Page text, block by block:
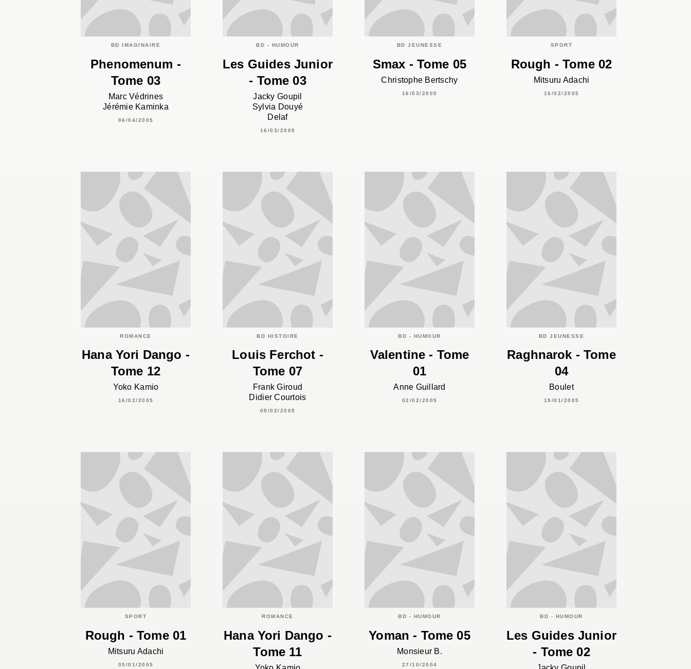
BD IMAGINAIRE
Phenomenum -
Tome 03
Marc Védrines
Jérémie Kaminka
06/04/2005
BD - HUMOUR
Les Guides Junior
- Tome 03
Jacky Goupil
Sylvia Douyé
Delaf
16/03/2005
BD JEUNESSE
Smax - Tome 05
Christophe Bertschy
16/03/2005
SPORT
Rough - Tome 02
Mitsuru Adachi
16/02/2005
ROMANCE
Hana Yori Dango -
Tome 12
Yoko Kamio
16/02/2005
BD HISTOIRE
Louis Ferchot -
Tome 07
Frank Giroud
Didier Courtois
09/02/2005
BD - HUMOUR
Valentine - Tome
01
Anne Guillard
02/02/2005
BD JEUNESSE
Raghnarok - Tome
04
Boulet
19/01/2005
SPORT
Rough - Tome 01
Mitsuru Adachi
05/01/2005
ROMANCE
Hana Yori Dango -
Tome 11
BD - HUMOUR
Yoman - Tome 05
Monsieur B.
27/10/2004
BD - HUMOUR
Les Guides Junior
- Tome 02